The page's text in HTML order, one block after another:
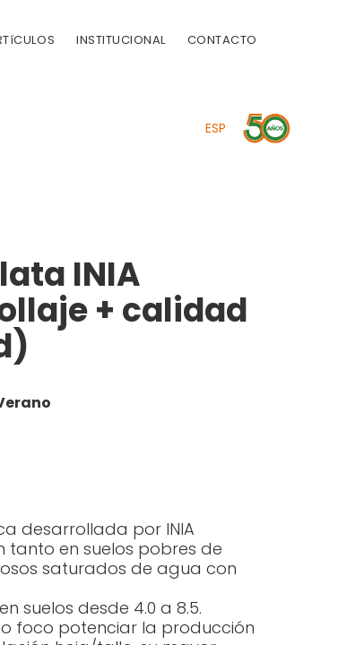
INSTITUCIONAL CONTACTO
ESP
INIA
+ calidad
desarrollada por INIA
tanto en suelos pobres de
saturados de agua con
suelos desde 4.0 a 8.5.
foco potenciar la producción